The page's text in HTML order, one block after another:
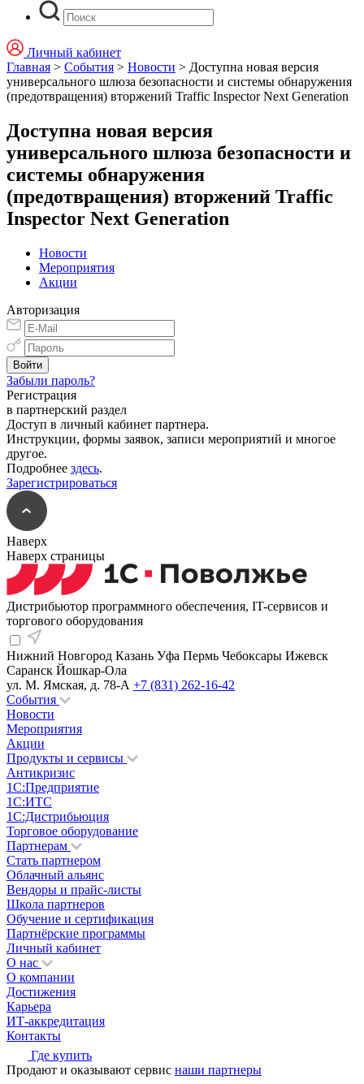
Личный кабинет
Главная > События > Новости > Доступна новая версия
универсального шлюза безопасности и системы обнаружения
(предотвращения) вторжений Traffic Inspector Next Generation
Доступна новая версия
универсального шлюза безопасности и
системы обнаружения
(предотвращения) вторжений Traffic
Inspector Next Generation
Новости
Мероприятия
Акции
Авторизация
Забыли пароль?
Регистрация
в партнерский раздел
Доступ в личный кабинет партнера.
Инструкции, формы заявок, записи мероприятий и многое
другое.
Подробнее здесь.
Зарегистрироваться
Наверх
Наверх страницы
Дистрибьютор программного обеспечения, IT-сервисов и
торгового оборудования
Нижний Новгород Казань Уфа Пермь Чебоксары Ижевск
Саранск Йошкар-Ола
ул. М. Ямская, д. 78-А +7 (831) 262-16-42
События
Новости
Мероприятия
Акции
Продукты и сервисы
Антикризис
1С:Предприятие
1С:ИТС
1С:Дистрибьюция
Торговое оборудование
Партнерам
Стать партнером
Облачный альянс
Вендоры и прайс-листы
Школа партнеров
Обучение и сертификация
Партнёрские программы
Личный кабинет
О нас
О компании
Достижения
Карьера
ИТ-аккредитация
Контакты
Где купить
Продают и оказывают сервис наши партнеры